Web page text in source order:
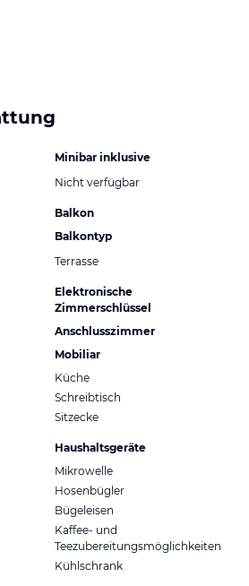
Minibar inklusive
Nicht verfügbar
Balkon
Balkontyp
Terrasse
Elektronische
Zimmerschlüssel
Anschlusszimmer
Mobiliar
Küche
Schreibtisch
Sitzecke
Haushaltsgeräte
Mikrowelle
Hosenbügler
Bügeleisen
Kaffee- und
Teezubereitungsmöglichkeiten
Kühlschrank